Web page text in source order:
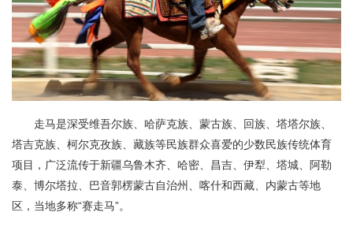
走马是深受维吾尔族、哈萨克族、蒙古族、回族、塔塔尔族、
塔吉克族、柯尔克孜族、藏族等民族群众喜爱的少数民族传统体育
项目，广泛流传于新疆乌鲁木齐、哈密、昌吉、伊犁、塔城、阿勒
泰、博尔塔拉、巴音郭楞蒙古自治州、喀什和西藏、内蒙古等地
区，当地多称“赛走马”。